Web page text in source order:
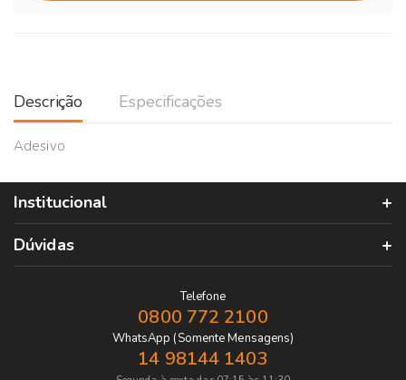
Descrição Especificações
Adesivo
Institucional
Dúvidas
Telefone
0800 772 2100
WhatsApp (Somente Mensagens)
14 98144 1403